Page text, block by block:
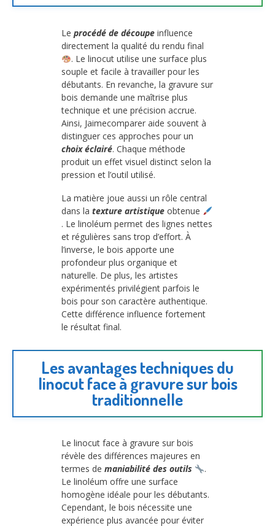
Le procédé de découpe influence
directement la qualité du rendu final
. Le linocut utilise une surface plus
souple et facile à travailler pour les
débutants. En revanche, la gravure sur
bois demande une maîtrise plus
technique et une précision accrue.
Ainsi, Jaimecomparer aide souvent à
distinguer ces approches pour un
choix éclairé. Chaque méthode
produit un effet visuel distinct selon la
pression et l’outil utilisé.
La matière joue aussi un rôle central
dans la texture artistique obtenue
. Le linoléum permet des lignes nettes
et régulières sans trop d’effort. À
l’inverse, le bois apporte une
profondeur plus organique et
naturelle. De plus, les artistes
expérimentés privilégient parfois le
bois pour son caractère authentique.
Cette différence influence fortement
le résultat final.
Les avantages techniques du
linocut face à gravure sur bois
traditionnelle
Le linocut face à gravure sur bois
révèle des différences majeures en
termes de maniabilité des outils
.
Le linoléum offre une surface
homogène idéale pour les débutants.
Cependant, le bois nécessite une
expérience plus avancée pour éviter